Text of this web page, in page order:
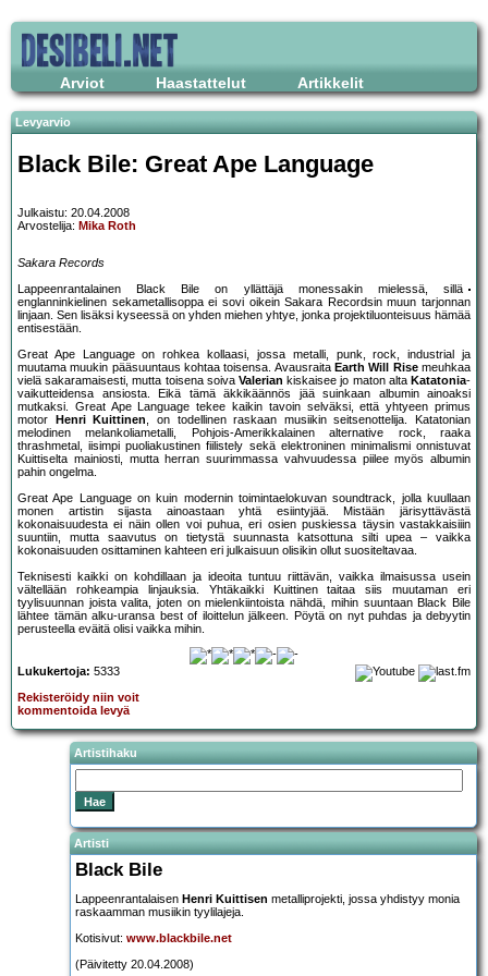
Arviot Haastattelut Artikkelit
Levyarvio
Black Bile: Great Ape Language
Julkaistu: 20.04.2008
Arvostelija: Mika Roth
Sakara Records
Lappeenrantalainen Black Bile on yllättäjä monessakin mielessä, sillä
englanninkielinen sekametallisoppa ei sovi oikein Sakara Recordsin muun tarjonnan
linjaan. Sen lisäksi kyseessä on yhden miehen yhtye, jonka projektiluonteisuus hämää
entisestään.
Great Ape Language on rohkea kollaasi, jossa metalli, punk, rock, industrial ja
muutama muukin pääsuuntaus kohtaa toisensa. Avausraita Earth Will Risemeuhkaa
vielä sakaramaisesti, mutta toisena soiva Valerian kiskaisee jo maton alta Katatonia-
vaikutteidensa ansiosta. Eikä tämä äkkikäännös jää suinkaan albumin ainoaksi
mutkaksi. Great Ape Language tekee kaikin tavoin selväksi, että yhtyeen primus
motor
Henri Kuittinen, on todellinen raskaan musiikin seitsenottelija. Katatonian
melodinen melankoliametalli, Pohjois-Amerikkalainen alternative rock, raaka
thrashmetal, iisimpi puoliakustinen fiilistely sekä elektroninen minimalismi onnistuvat
Kuittiselta mainiosti, mutta herran suurimmassa vahvuudessa piilee myös albumin
pahin ongelma.
Great Ape Language on kuin modernin toimintaelokuvan soundtrack, jolla kuullaan
monen artistin sijasta ainoastaan yhtä esiintyjää. Mistään järisyttävästä
kokonaisuudesta ei näin ollen voi puhua, eri osien puskiessa täysin vastakkaisiiin
suuntiin, mutta saavutus on tietystä suunnasta katsottuna silti upea – vaikka
kokonaisuuden osittaminen kahteen eri julkaisuun olisikin ollut suositeltavaa.
Teknisesti kaikki on kohdillaan ja ideoita tuntuu riittävän, vaikka ilmaisussa usein
vältellään rohkeampia linjauksia. Yhtäkaikki Kuittinen taitaa siis muutaman eri
tyylisuunnan joista valita, joten on mielenkiintoista nähdä, mihin suuntaan Black Bile
lähtee tämän alku-uransa best of iloittelun jälkeen. Pöytä on nyt puhdas ja debyytin
perusteella eväitä olisi vaikka mihin.
Lukukertoja: 5333
Rekisteröidy niin voit
kommentoida levyä
Artistihaku
Artisti
Black Bile
Lappeenrantalaisen Henri Kuittisen metalliprojekti, jossa yhdistyy monia
raskaamman musiikin tyylilajeja.
Kotisivut: www.blackbile.net
(Päivitetty 20.04.2008)